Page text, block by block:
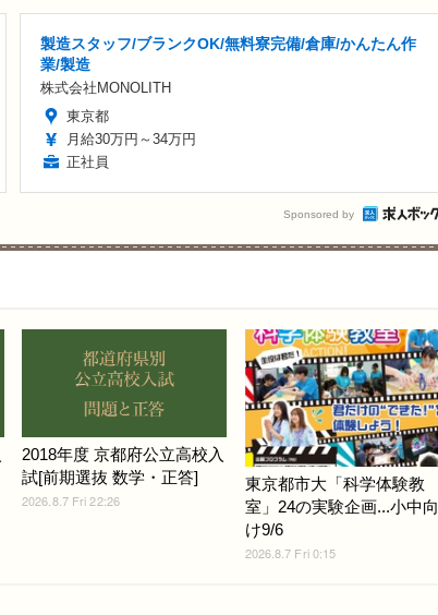
製造スタッフ/ブランクOK/無料寮完備/倉庫/かんたん作
業/製造
株式会社MONOLITH
東京都
月給30万円～34万円
正社員
Sponsored by
2018年度 京都府公立高校入
試[前期選抜 数学・正答]
2026.8.7 Fri 22:26
東京都市大「科学体験教
室」24の実験企画...小中向
け9/6
2026.8.7 Fri 0:15